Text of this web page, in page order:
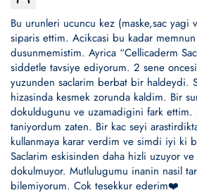
Bu urunleri ucuncu kez (maske,sac yagi
siparis ettim. Acikcasi bu kadar
dusunmemistim. Ayrica “Cellicaderm
siddetle tavsiye ediyorum. 2 sene
yuzunden saclarim berbat bir haldeydi.
hizasinda kesmek zorunda kaldim. Bir
dokuldugunu ve uzamadigini fark ettim.
taniyordum zaten. Bir kac seyi
kullanmaya karar verdim ve simdi iyi ki
Saclarim eskisinden daha hizli uzuyor
dokulmuyor. Mutlulugumu inanin nasil
bilemiyorum. Cok tesekkur ederim❤️